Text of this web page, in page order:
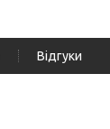
Відгуки